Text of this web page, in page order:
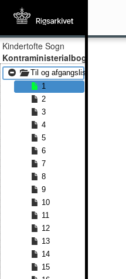
Kindertofte Sogn
Kontraministerialbog
Til og afgangslister 1855 -
1
2
3
4
5
6
7
8
9
10
11
12
13
14
15